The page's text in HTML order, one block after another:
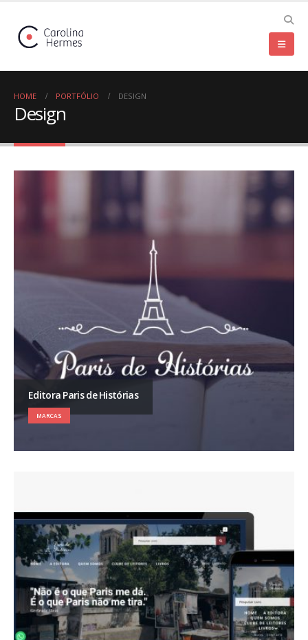
HOME PORTFÓLIO DESIGN
Design
Editora Paris de Histórias
MARCAS